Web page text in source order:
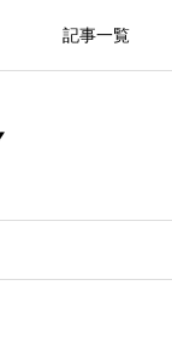
記事一覧